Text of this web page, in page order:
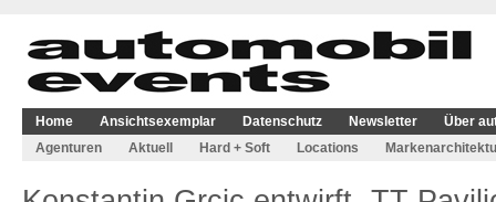
Home Ansichtsexemplar Datenschutz Newsletter
Über
Agenturen
Aktuell Hard + Soft Locations